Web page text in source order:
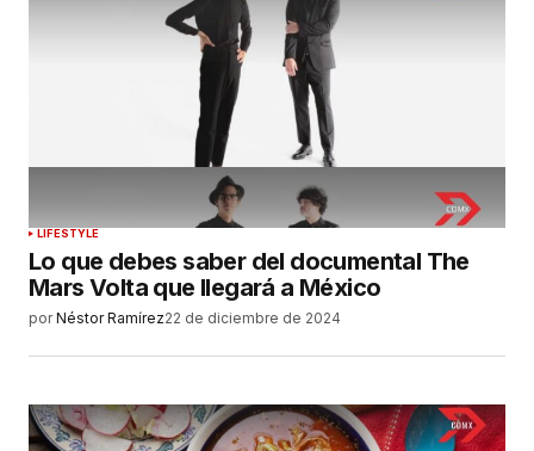
LIFESTYLE
Lo que debes saber del documental The
Mars Volta que llegará a México
por Néstor Ramírez22 de diciembre de 2024